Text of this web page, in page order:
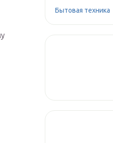
Бытовая техника